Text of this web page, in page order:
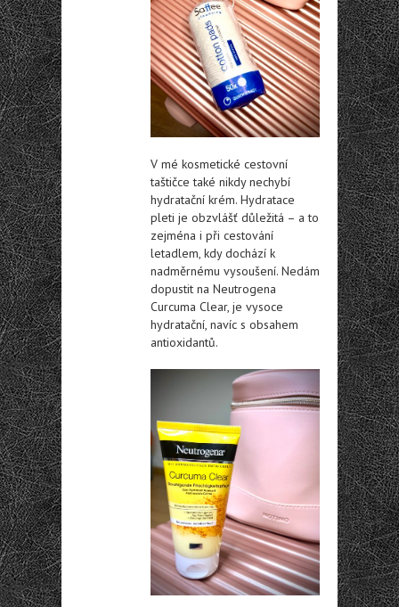
V mé kosmetické cestovní
taštičce také nikdy nechybí
hydratační krém. Hydratace
pleti je obzvlášť důležitá – a to
zejména i při cestování
letadlem, kdy dochází k
nadměrnému vysoušení. Nedám
dopustit na Neutrogena
Curcuma Clear, je vysoce
hydratační, navíc s obsahem
antioxidantů.